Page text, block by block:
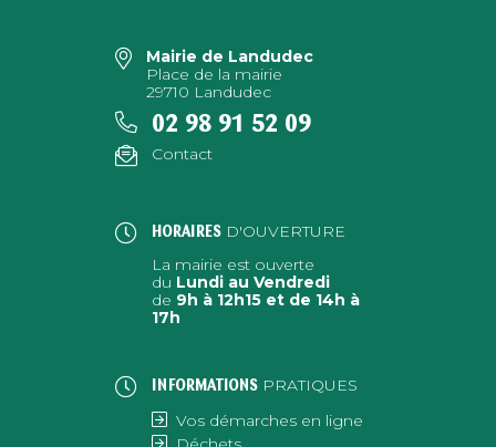
Mairie de Landudec
Place de la mairie
29710 Landudec
02 98 91 52 09
Contact
HORAIRES D'OUVERTURE
La mairie est ouverte
du Lundi au Vendredi
de 9h à 12h15 et de 14h à
17h
INFORMATIONS PRATIQUES
Vos démarches en ligne